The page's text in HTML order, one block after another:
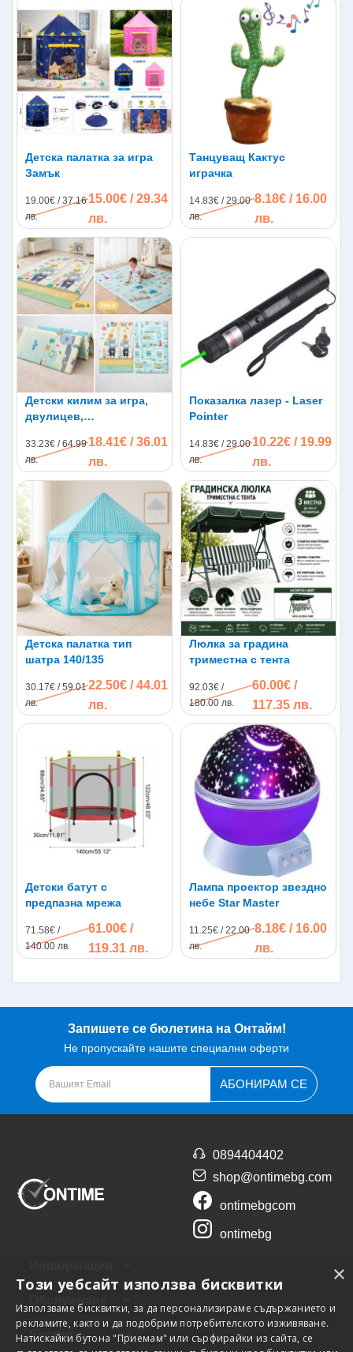
Детска палатка за игра
Замък
19.00€ / 37.16
лв.
15.00€ / 29.34
лв.
Танцуващ Кактус
играчка
14.83€ / 29.00
лв.
8.18€ / 16.00
лв.
Детски килим за игра,
двулицев,
пяна, 180*200см
33.23€ / 64.99
лв.
18.41€ / 36.01
лв.
Показалка лазер - Laser
Pointer
14.83€ / 29.00
лв.
10.22€ / 19.99
лв.
Детска палатка тип
шатра 140/135
30.17€ / 59.01
лв.
22.50€ / 44.01
лв.
Люлка за градина
триместна с тента
92.03€ /
180.00 лв.
60.00€ /
117.35 лв.
Детски батут с
предпазна мрежа
71.58€ /
140.00 лв.
61.00€ /
119.31 лв.
Лампа проектор звездно
небе Star Master
11.25€ / 22.00
лв.
8.18€ / 16.00
лв.
Запишете се бюлетина на Онтайм!
Не пропускайте нашите специални оферти
АБОНИРАМ СЕ
0894404402
shop@ontimebg.com
ontimebgcom
ontimebg
Обслужване
Екстри
×
Този уебсайт използва бисквитки
Използваме бисквитки, за да персонализираме съдържанието и
рекламите, както и да подобрим потребителското изживяване.
Натискайки бутона "Приемам" или сърфирайки из сайта, се